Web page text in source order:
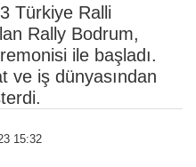
Türkiye Ralli
Rally Bodrum,
ile başladı.
ve iş dünyasından
15:32